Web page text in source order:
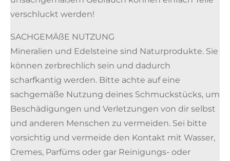
verschluckt werden!
SACHGEMÄßE NUTZUNG
Mineralien und Edelsteine sind Naturprodukte. Sie
können zerbrechlich sein und dadurch
scharfkantig werden. Bitte achte auf eine
sachgemäße Nutzung deines Schmuckstücks, um
Beschädigungen und Verletzungen von dir selbst
und anderen Menschen zu vermeiden. Sei bitte
vorsichtig und vermeide den Kontakt mit Wasser,
Cremes, Parfüms oder gar Reinigungs- oder